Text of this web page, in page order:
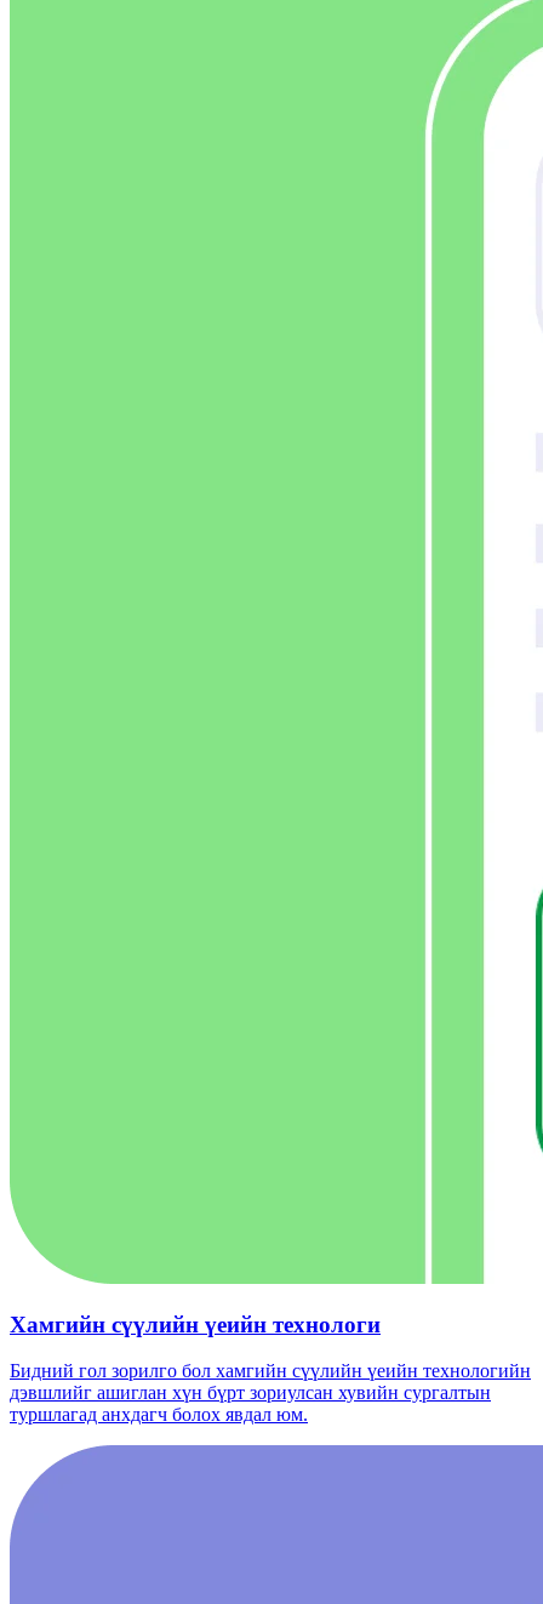
Хамгийн сүүлийн үеийн технологи
Бидний гол зорилго бол хамгийн сүүлийн үеийн технологийн
дэвшлийг ашиглан хүн бүрт зориулсан хувийн сургалтын
туршлагад анхдагч болох явдал юм.